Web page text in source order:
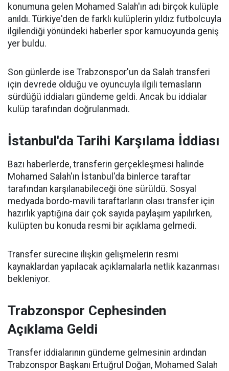
konumuna gelen Mohamed Salah'ın adı birçok kulüple
anıldı. Türkiye'den de farklı kulüplerin yıldız futbolcuyla
ilgilendiği yönündeki haberler spor kamuoyunda geniş
yer buldu.
Son günlerde ise Trabzonspor'un da Salah transferi
için devrede olduğu ve oyuncuyla ilgili temasların
sürdüğü iddiaları gündeme geldi. Ancak bu iddialar
kulüp tarafından doğrulanmadı.
İstanbul'da Tarihi Karşılama İddiası
Bazı haberlerde, transferin gerçekleşmesi halinde
Mohamed Salah'ın İstanbul'da binlerce taraftar
tarafından karşılanabileceği öne sürüldü. Sosyal
medyada bordo-mavili taraftarların olası transfer için
hazırlık yaptığına dair çok sayıda paylaşım yapılırken,
kulüpten bu konuda resmi bir açıklama gelmedi.
Transfer sürecine ilişkin gelişmelerin resmi
kaynaklardan yapılacak açıklamalarla netlik kazanması
bekleniyor.
Trabzonspor Cephesinden
Açıklama Geldi
Transfer iddialarının gündeme gelmesinin ardından
Trabzonspor Başkanı Ertuğrul Doğan, Mohamed Salah